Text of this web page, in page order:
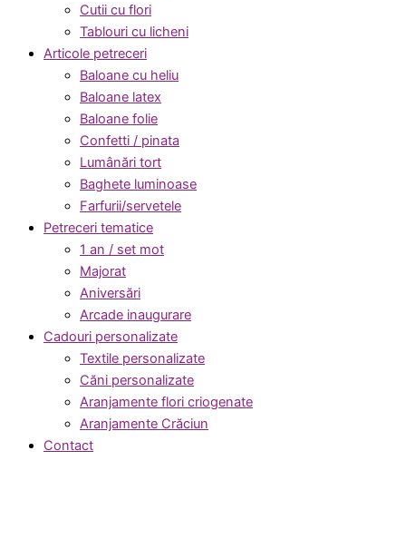
Cutii cu flori
Tablouri cu licheni
Articole petreceri
Baloane cu heliu
Baloane latex
Baloane folie
Confetti / pinata
Lumânări tort
Baghete luminoase
Farfurii/servetele
Petreceri tematice
1 an / set mot
Majorat
Aniversări
Arcade inaugurare
Cadouri personalizate
Textile personalizate
Căni personalizate
Aranjamente flori criogenate
Aranjamente Crăciun
Contact